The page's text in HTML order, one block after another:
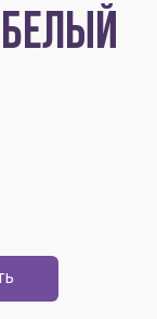
БЕЛЫЙ